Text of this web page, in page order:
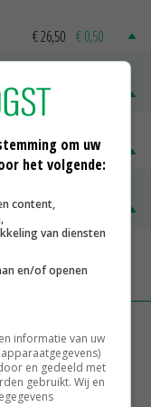
€ 26,50 € 0,50
€ 1,32
€ 1,25 € 0,10
€ 1,78
om uw
het volgende:
content,
van diensten
en/of openen
informatie van uw
en gedeeld met
gebruikt. Wij en